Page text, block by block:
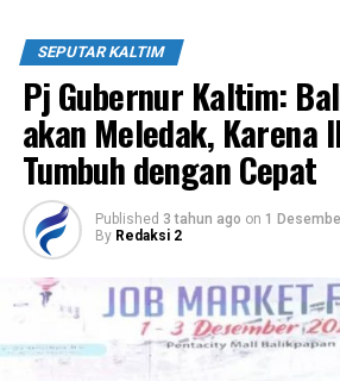
SEPUTAR KALTIM
Pj Gubernur Kaltim:
akan Meledak, Karena
Tumbuh dengan Cepat
Published 3 tahun ago on 1
By Redaksi 2